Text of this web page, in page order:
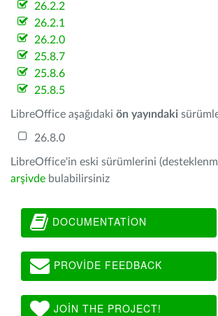
26.2.2
26.2.1
26.2.0
25.8.7
25.8.6
25.8.5
LibreOffice aşağıdaki ön yayındaki
26.8.0
LibreOffice'in eski sürümlerini
arşivde bulabilirsiniz
DOCUMENTATION
PROVIDE FEEDBACK
JOIN THE PROJECT!